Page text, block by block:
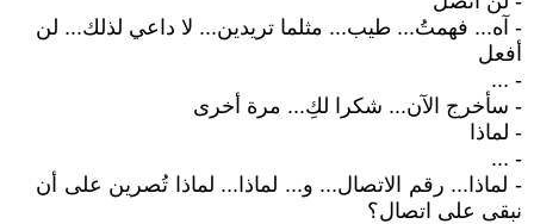
- آه... فهمتُ... طيب... مثلما تريدين... لا داعي لذلك... لن
أفعل
- ...
- سأخرج الآن... شكرا لكِ... مرة أخرى
- لماذا
- ...
- لماذا... رقم الاتصال... و... لماذا... لماذا تُصرين على أن
نبقى على اتصال؟